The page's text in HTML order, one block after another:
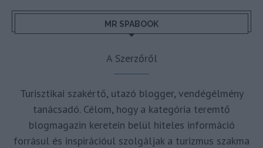
MR SPABOOK
A Szerzőről
Turisztikai szakértő, utazó blogger, vendégélmény
tanácsadó. Célom, hogy a kategória teremtő
blogmagazin keretein belül hiteles információ
forrásul és inspirációul szolgáljak a turizmus szakma